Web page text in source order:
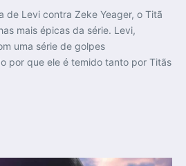
de Levi contra Zeke Yeager, o Titã
mais épicas da série. Levi,
uma série de golpes
por que ele é temido tanto por Titãs